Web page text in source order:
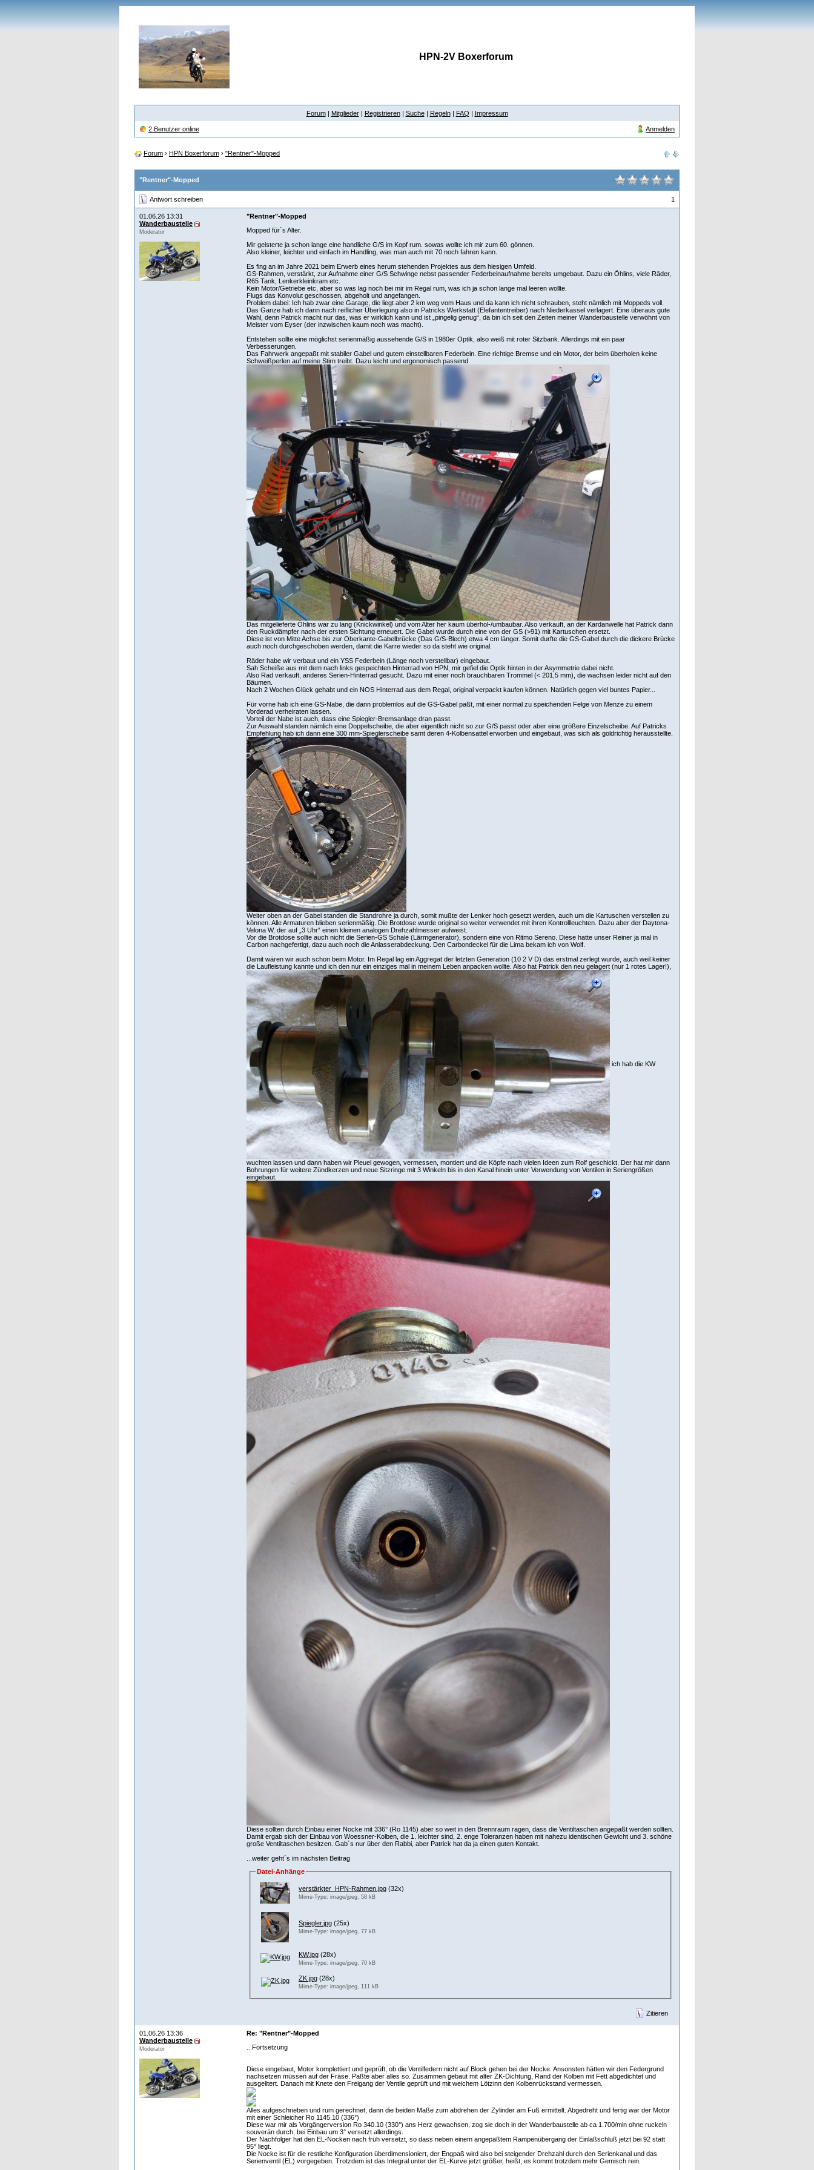
HPN-2V Boxerforum
Forum| Mitglieder| Registrieren| Suche| Regeln| FAQ | Impressum
2 Benutzer online Anmelden
Forum › HPN Boxerforum › "Rentner"-Mopped
"Rentner"-Mopped
Antwort schreiben 1
01.06.26 13:31
Wanderbaustelle
Moderator
"Rentner"-Mopped
Mopped für´s Alter.
Mir geisterte ja schon lange eine handliche G/S im Kopf rum. sowas wollte ich mir zum 60. gönnen.
Also kleiner, leichter und einfach im Handling, was man auch mit 70 noch fahren kann.
Es fing an im Jahre 2021 beim Erwerb eines herum stehenden Projektes aus dem hiesigen Umfeld.
GS-Rahmen, verstärkt, zur Aufnahme einer G/S Schwinge nebst passender Federbeinaufnahme bereits umgebaut. Dazu ein Öhlins, viele Räder,
R65 Tank, Lenkerkleinkram etc.
Kein Motor/Getriebe etc, aber so was lag noch bei mir im Regal rum, was ich ja schon lange mal leeren wollte.
Flugs das Konvolut geschossen, abgeholt und angefangen.
Problem dabei: Ich hab zwar eine Garage, die liegt aber 2 km weg vom Haus und da kann ich nicht schrauben, steht nämlich mit Moppeds voll.
Das Ganze hab ich dann nach reiflicher Überlegung also in Patricks Werkstatt (Elefantentreiber) nach Niederkassel verlagert. Eine überaus gute
Wahl, denn Patrick macht nur das, was er wirklich kann und ist „pingelig genug“, da bin ich seit den Zeiten meiner Wanderbaustelle verwöhnt von
Meister vom Eyser (der inzwischen kaum noch was macht).
Entstehen sollte eine möglichst serienmäßig aussehende G/S in 1980er Optik, also weiß mit roter Sitzbank. Allerdings mit ein paar
Verbesserungen.
Das Fahrwerk angepaßt mit stabiler Gabel und gutem einstellbaren Federbein. Eine richtige Bremse und ein Motor, der beim überholen keine
Schweißperlen auf meine Stirn treibt. Dazu leicht und ergonomisch passend.
Das mitgelieferte Öhlins war zu lang (Knickwinkel) und vom Alter her kaum überhol-/umbaubar. Also verkauft, an der Kardanwelle hat Patrick dann
den Ruckdämpfer nach der ersten Sichtung erneuert. Die Gabel wurde durch eine von der GS (>91) mit Kartuschen ersetzt.
Diese ist von Mitte Achse bis zur Oberkante-Gabelbrücke (Das G/S-Blech) etwa 4 cm länger. Somit durfte die GS-Gabel durch die dickere Brücke
auch noch durchgeschoben werden, damit die Karre wieder so da steht wie original.
Räder habe wir verbaut und ein YSS Federbein (Länge noch verstellbar) eingebaut.
Sah Scheiße aus mit dem nach links gespeichten Hinterrad von HPN, mir gefiel die Optik hinten in der Asymmetrie dabei nicht.
Also Rad verkauft, anderes Serien-Hinterrad gesucht. Dazu mit einer noch brauchbaren Trommel (< 201,5 mm), die wachsen leider nicht auf den
Bäumen.
Nach 2 Wochen Glück gehabt und ein NOS Hinterrad aus dem Regal, original verpackt kaufen können. Natürlich gegen viel buntes Papier...
Für vorne hab ich eine GS-Nabe, die dann problemlos auf die GS-Gabel paßt, mit einer normal zu speichenden Felge von Menze zu einem
Vorderad verheiraten lassen.
Vorteil der Nabe ist auch, dass eine Spiegler-Bremsanlage dran passt.
Zur Auswahl standen nämlich eine Doppelscheibe, die aber eigentlich nicht so zur G/S passt oder aber eine größere Einzelscheibe. Auf Patricks
Empfehlung hab ich dann eine 300 mm-Spieglerscheibe samt deren 4-Kolbensattel erworben und eingebaut, was sich als goldrichtig herausstellte.
Weiter oben an der Gabel standen die Standrohre ja durch, somit mußte der Lenker hoch gesetzt werden, auch um die Kartuschen verstellen zu
können. Alle Armaturen blieben serienmäßig. Die Brotdose wurde original so weiter verwendet mit ihren Kontrollleuchten. Dazu aber der Daytona-
Velona W, der auf „3 Uhr“ einen kleinen analogen Drehzahlmesser aufweist.
Vor die Brotdose sollte auch nicht die Serien-GS Schale (Lärmgenerator), sondern eine von Ritmo Sereno. Diese hatte unser Reiner ja mal in
Carbon nachgefertigt, dazu auch noch die Anlasserabdeckung. Den Carbondeckel für die Lima bekam ich von Wolf.
Damit wären wir auch schon beim Motor. Im Regal lag ein Aggregat der letzten Generation (10 2 V D) das erstmal zerlegt wurde, auch weil keiner
die Laufleistung kannte und ich den nur ein einziges mal in meinem Leben anpacken wollte. Also hat Patrick den neu gelagert (nur 1 rotes Lager!),
ich hab die KW
wuchten lassen und dann haben wir Pleuel gewogen, vermessen, montiert und die Köpfe nach vielen Ideen zum Rolf geschickt. Der hat mir dann
Bohrungen für weitere Zündkerzen und neue Sitzringe mit 3 Winkeln bis in den Kanal hinein unter Verwendung von Ventilen in Seriengrößen
eingebaut.
Diese sollten durch Einbau einer Nocke mit 336° (Ro 1145) aber so weit in den Brennraum ragen, dass die Ventiltaschen angepaßt werden sollten.
Damit ergab sich der Einbau von Woessner-Kolben, die 1. leichter sind, 2. enge Toleranzen haben mit nahezu identischen Gewicht und 3. schöne
große Ventiltaschen besitzen. Gab´s nur über den Rabbi, aber Patrick hat da ja einen guten Kontakt.
...weiter geht´s im nächsten Beitrag
Datei-Anhänge
verstärkter_HPN-Rahmen.jpg (32x)
Mime-Type: image/jpeg, 58 kB
Spiegler.jpg (25x)
Mime-Type: image/jpeg, 77 kB
KW.jpg (28x)
Mime-Type: image/jpeg, 70 kB
ZK.jpg (28x)
Mime-Type: image/jpeg, 111 kB
Zitieren
01.06.26 13:36
Wanderbaustelle
Moderator
Re: "Rentner"-Mopped
...Fortsetzung
Diese eingebaut, Motor komplettiert und geprüft, ob die Ventilfedern nicht auf Block gehen bei der Nocke. Ansonsten hätten wir den Federgrund
nachsetzen müssen auf der Fräse. Paßte aber alles so. Zusammen gebaut mit alter ZK-Dichtung, Rand der Kolben mit Fett abgedichtet und
ausgelitert. Danach mit Knete den Freigang der Ventile geprüft und mit weichem Lötzinn den Kolbenrückstand vermessen.
Alles aufgeschrieben und rum gerechnet, dann die beiden Maße zum abdrehen der Zylinder am Fuß ermittelt. Abgedreht und fertig war der Motor
mit einer Schleicher Ro 1145.10 (336°)
Diese war mir als Vorgängerversion Ro 340.10 (330°) ans Herz gewachsen, zog sie doch in der Wanderbaustelle ab ca 1.700/min ohne ruckeln
souverän durch, bei Einbau um 3° versetzt allerdings.
Der Nachfolger hat den EL-Nocken nach früh versetzt, so dass neben einem angepaßtem Rampenübergang der Einlaßschluß jetzt bei 92 statt
95° liegt.
Die Nocke ist für die restliche Konfiguration überdimensioniert, der Engpaß wird also bei steigender Drehzahl durch den Serienkanal und das
Serienventil (EL) vorgegeben. Trotzdem ist das Integral unter der EL-Kurve jetzt größer, heißt, es kommt trotzdem mehr Gemisch rein.